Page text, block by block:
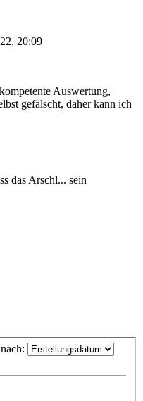
20:09
Auswertung,
gefälscht, daher kann ich
das Arschl... sein